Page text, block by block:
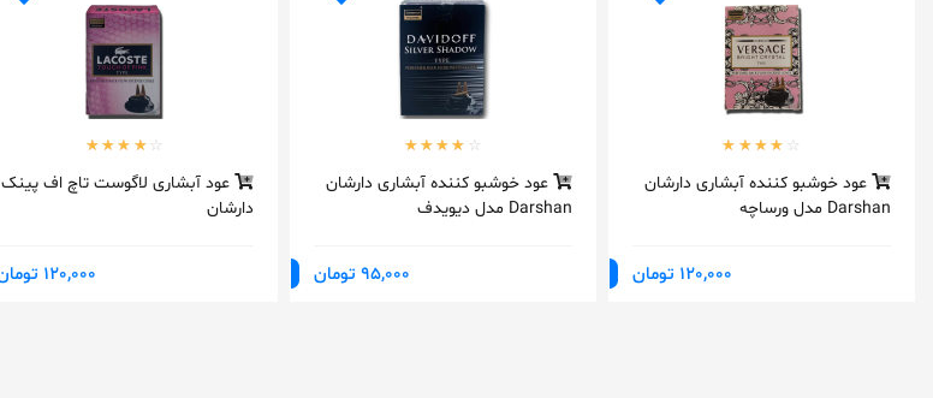
عود خوشبو کننده آبشاری دارشان
Darshan مدل ورساچه
120,000 تومان
عود خوشبو کننده آبشاری دارشان
Darshan مدل دیویدف
95,000 تومان
عود آبشاری لاگوست تاچ اف پینک
دارشان
120,000 تومان